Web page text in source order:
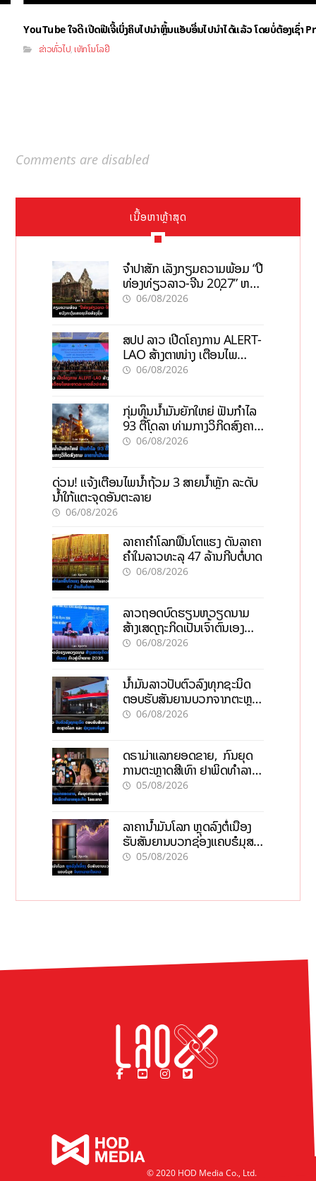
YouTube ໃຈດີ ເປີດຟີເຈີ້ເບິ່ງຄິບໄປນຳຫຼິ້ນແອັບອື່ນໄປນຳໄດ້ແລ້ວ ໂດຍບໍ່ຕ້ອງເຊົ່າ
ຂ່າວທົ່ວໄປ ,ເທັກໂນໂລຢີ
Comments are disabled
ເນື້ອຫາຫຼ້າສຸດ
ຈຳປາສັກ ເລັ່ງກຽມຄວາມພ້ອມ “ປີ
ທ່ອງທ່ຽວລາວ-ຈີນ 2027” ຫວັງ
ກະຕຸ້ນເສດຖະກິດທ້ອງຖິ່ນ
06/08/2026
ສປປ ລາວ ເປີດໂຄງການ ALERT-
LAO ສ້າງຕາໜ່າງ ເຕືອນໄພ
ພະຍາດລະບາດທົ່ວປະເທດ
06/08/2026
ກຸ່ມທຶນນ້ຳມັນຍັກໃຫຍ່ ຟັນກຳໄລ
93 ຕື້ໂດລາ ທ່າມກາງວິກິດສົງຄາມ
ລາຄານໍ້າມັນແພງ
06/08/2026
ດ່ວນ! ແຈ້ງເຕືອນໄພນໍ້າຖ້ວມ 3 ສາຍນໍ້າຫຼັກ ລະດັບ
ນໍ້າໃກ້ແຕະຈຸດອັນຕະລາຍ
06/08/2026
ລາຄາຄຳໂລກຟື້ນໂຕແຮງ ດັນລາຄາ
ຄຳໃນລາວທະລຸ 47 ລ້ານກີບຕໍ່ບາດ
06/08/2026
ລາວຖອດບົດຮຽນຫວຽດນາມ
ສ້າງເສດຖະກິດເປັນເຈົ້າຕົນເອງ
ກ້າວສູ່ເປົ້າໝາຍ 2035
06/08/2026
ນໍ້າມັນລາວປັບຕົວລົງທຸກຊະນິດ
ຕອບຮັບສັນຍານບວກຈາກຕະຫຼາດ
ໂລກ ແລະ ຊ່ອງແຄບຮໍມູສ
06/08/2026
ດຣາມ່າແລກຍອດຂາຍ, ກົນຍຸດ
ການຕະຫຼາດສີເທົາ ຢາພິດທຳລາຍ
ທຸລະກິດ ໄລຍະຍາວ
05/08/2026
ລາຄານ້ຳມັນໂລກ ຫຼຸດລົງຕໍ່ເນື່ອງ
ຮັບສັນຍານບວກຊ່ອງແຄບຮໍມຸສ
ຈັບຕາລາຄາໃນລາວ
05/08/2026
© 2020 HOD Media Co., Ltd.